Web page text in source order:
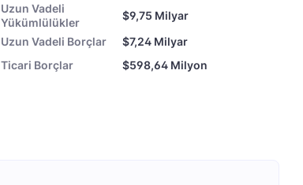
Uzun Vadeli
Yükümlülükler
$9,75 Milyar
Uzun Vadeli Borçlar
$7,24 Milyar
Ticari Borçlar $598,64 Milyon